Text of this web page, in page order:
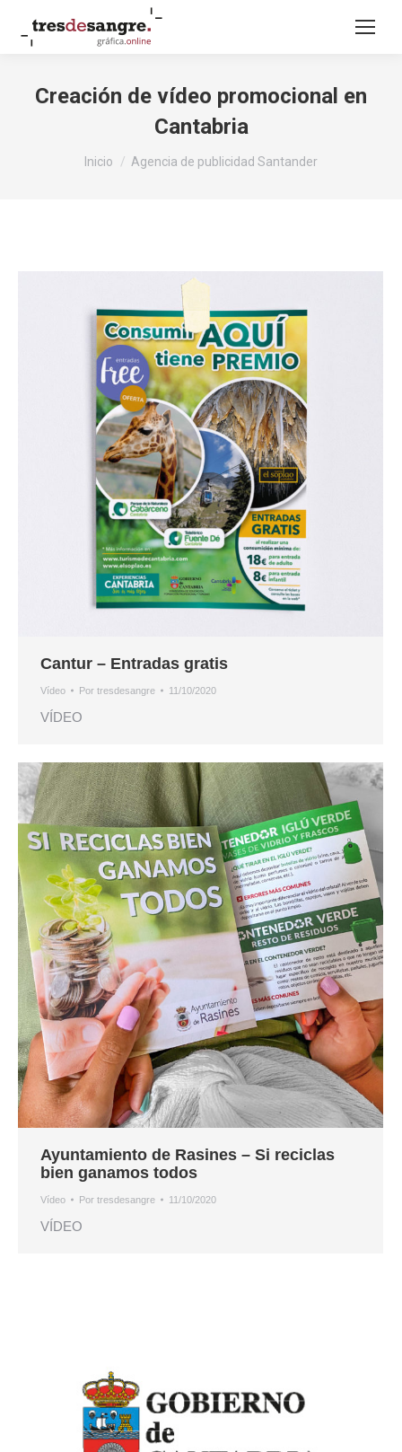
Creación de vídeo promocional en
Cantabria
Inicio Agencia de publicidad Santander
Cantur – Entradas gratis
Vídeo Por tresdesangre 11/10/2020
VÍDEO
Ayuntamiento de Rasines – Si reciclas
bien ganamos todos
Vídeo Por tresdesangre 11/10/2020
VÍDEO